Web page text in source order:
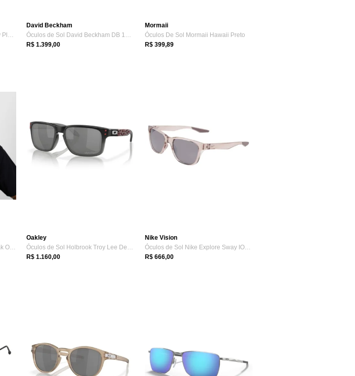
Borrachas Das Hastes Do Oakley Plazma ref OO9019
David Beckham
Óculos de Sol David Beckham DB 1007/S B4...
R$ 1.399,00
Mormaii
Óculos De Sol Mormaii Hawaii Preto
R$ 399,89
Óculos de Sol Nike Acg Vista Peak Orange
Oakley
Óculos de Sol Holbrook Troy Lee Designs ...
R$ 1.160,00
Nike Vision
Óculos de Sol Nike Explore Sway IO0102X0...
R$ 666,00